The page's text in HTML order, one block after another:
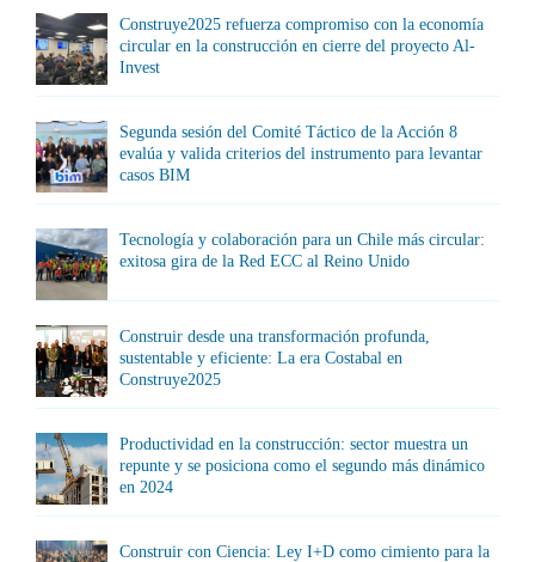
Construye2025 refuerza compromiso con la economía
circular en la construcción en cierre del proyecto Al-
Invest
Segunda sesión del Comité Táctico de la Acción 8
evalúa y valida criterios del instrumento para levantar
casos BIM
Tecnología y colaboración para un Chile más circular:
exitosa gira de la Red ECC al Reino Unido
Construir desde una transformación profunda,
sustentable y eficiente: La era Costabal en
Construye2025
Productividad en la construcción: sector muestra un
repunte y se posiciona como el segundo más dinámico
en 2024
Construir con Ciencia: Ley I+D como cimiento para la